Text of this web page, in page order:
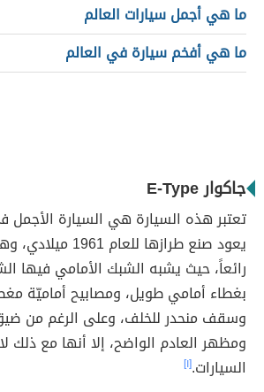
ما هي أجمل سيارات العالم
ما هي أفخم سيارة في العالم
جاكوار E-Type
تعتبر هذه السيارة هي السيارة الأجمل
يعود صنع طرازها
رائعاً، حيث يشبه الشبك الأمامي فيها
بغطاء أمامي طويل، ومصابيح أماميّة
وسقف منحدر للخلف، وعلى الرغم من
ومظهر العادم الواضح، إلا أنها مع ذلك
السيارات.[١]